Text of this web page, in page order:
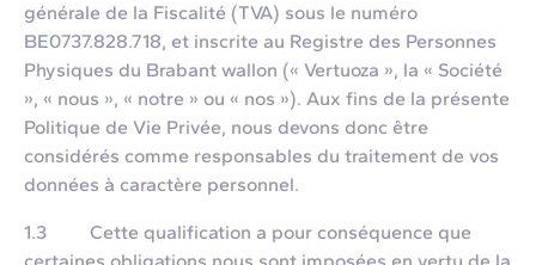
générale de la Fiscalité (TVA) sous le numéro
BE0737.828.718, et inscrite au Registre des Personnes
Physiques du Brabant wallon (« Vertuoza », la « Société
», « nous », « notre » ou « nos »). Aux fins de la présente
Politique de Vie Privée, nous devons donc être
considérés comme responsables du traitement de vos
données à caractère personnel.
1.3 Cette qualification a pour conséquence que